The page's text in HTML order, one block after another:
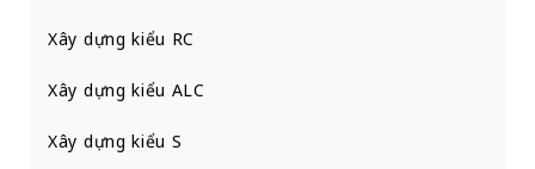
Xây dựng kiểu RC
Xây dựng kiểu ALC
Xây dựng kiểu S